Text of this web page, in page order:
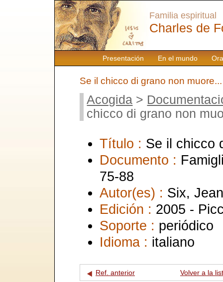
Presentación En el mundo
Familia espiritual
Charles de
Se il chicco di grano non muore...
Acogida >
chicco di grano non
Título : Se il chicco
Documento :
75-88
Autor(es) : Six,
Edición : 2005 -
Soporte : periódico
Idioma : italiano
Ref. anterior Volver a la